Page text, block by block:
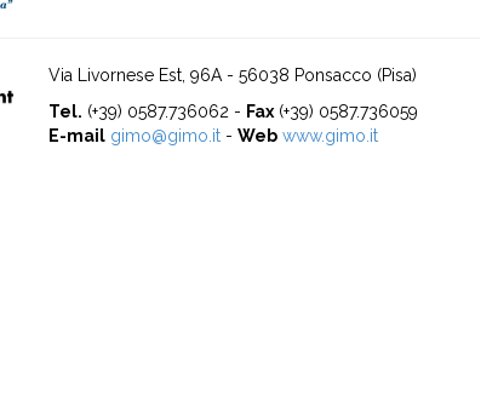
Via Livornese Est, 96A - 56038 Ponsacco (Pisa)
Tel. (+39) 0587.736062 - Fax(+39) 0587.736059
E-mail gimo@gimo.it- Web www.gimo.it